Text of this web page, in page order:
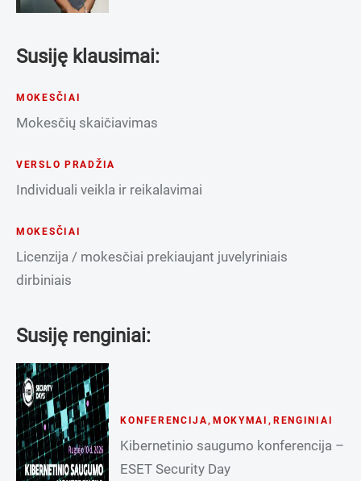
Susiję klausimai:
MOKESČIAI
Mokesčių skaičiavimas
VERSLO PRADŽIA
Individuali veikla ir reikalavimai
MOKESČIAI
Licenzija / mokesčiai prekiaujant juvelyriniais
dirbiniais
Susiję renginiai:
KONFERENCIJA , MOKYMAI , RENGINIAI
Kibernetinio saugumo konferencija –
ESET Security Day